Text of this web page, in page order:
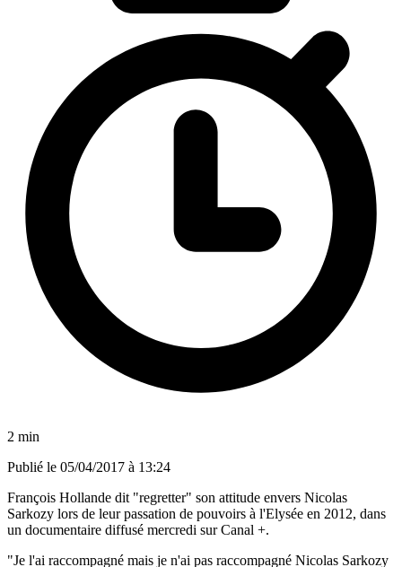
2 min
Publié le 05/04/2017 à 13:24
François Hollande dit "regretter" son attitude envers Nicolas
Sarkozy lors de leur passation de pouvoirs à l'Elysée en 2012, dans
un documentaire diffusé mercredi sur Canal +.
"Je l'ai raccompagné mais je n'ai pas raccompagné Nicolas Sarkozy